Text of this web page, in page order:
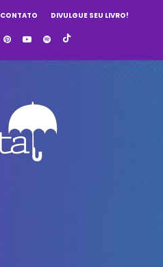
CONTATO DIVULGUE SEU LIVRO!